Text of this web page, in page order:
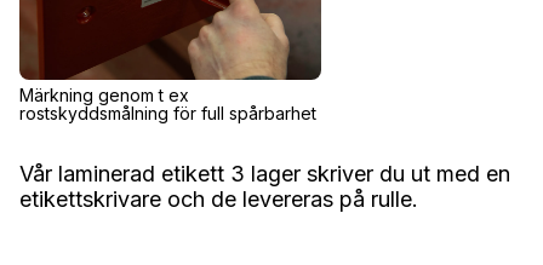
Märkning genom t ex
rostskyddsmålning för full spårbarhet
Vår laminerad etikett 3 lager skriver du ut med en
etikettskrivare och de levereras på rulle.‍